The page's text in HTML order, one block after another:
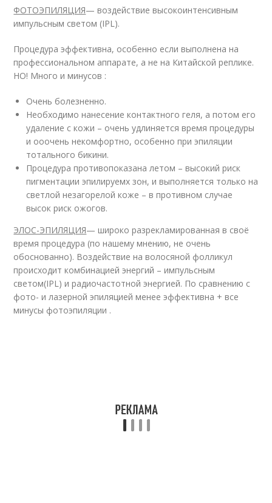
ФОТОЭПИЛЯЦИЯ— воздействие высокоинтенсивным
импульсным светом (IPL).
Процедура эффективна, особенно если выполнена на
профессиональном аппарате, а не на Китайской реплике.
НО! Много и минусов :
Очень болезненно.
Необходимо нанесение контактного геля, а потом его
удаление с кожи – очень удлиняется время процедуры
и ооочень некомфортно, особенно при эпиляции
тотального бикини.
Процедура противопоказана летом – высокий риск
пигментации эпилируемх зон, и выполняется только на
светлой незагорелой коже – в противном случае
высок риск ожогов.
ЭЛОС-ЭПИЛЯЦИЯ— широко разрекламированная в своё
время процедура (по нашему мнению, не очень
обоснованно). Воздействие на волосяной фолликул
происходит комбинацией энергий – импульсным
светом(IPL) и радиочастотной энергией. По сравнению с
фото- и лазерной эпиляцией менее эффективна + все
минусы фотоэпиляции .